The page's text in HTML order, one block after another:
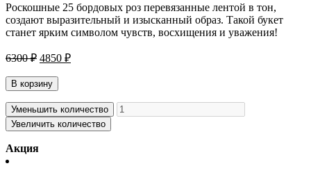
Роскошные 25 бордовых роз перевязанные лентой в тон,
создают выразительный и изысканный образ. Такой букет
станет ярким символом чувств, восхищения и уважения!
6300 ₽ 4850 ₽
В корзину
Уменьшить количество
Увеличить количество
Акция